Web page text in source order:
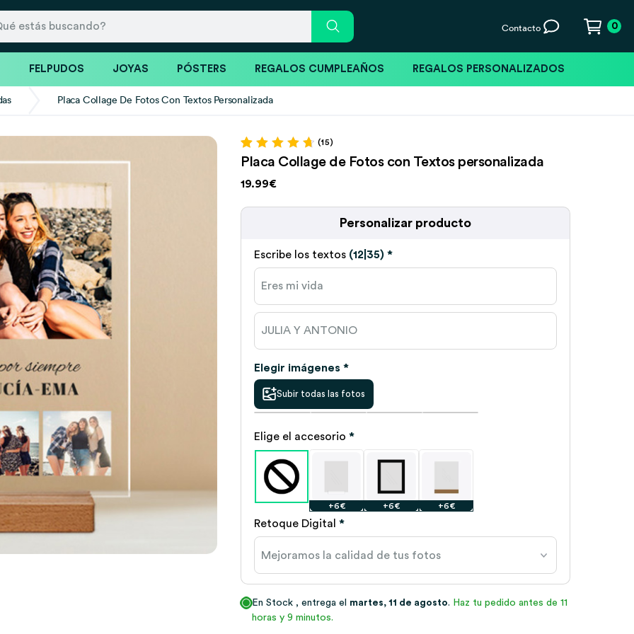
Contacto 0
FELPUDOS JOYAS PÓSTERS REGALOS CUMPLEAÑOS REGALOS PERSONALIZADOS
Placa Collage De Fotos Con Textos Personalizada
Valorado con
4.80de 5 en
base a
15
(15)
Placa Collage de Fotos con Textos personalizada
19.99€
Personalizar producto
Escribe los textos (12|35)*
Elegir imágenes *
Subir todas las fotos
Elige el accesorio*
+6€
+6€
+6€ +6€
+6€
+6€ +6€
+6€
+6€
Retoque Digital*
En Stock , entrega el martes, 11 de agosto. Haz tu pedido antes de 11
horas y 9 minutos.